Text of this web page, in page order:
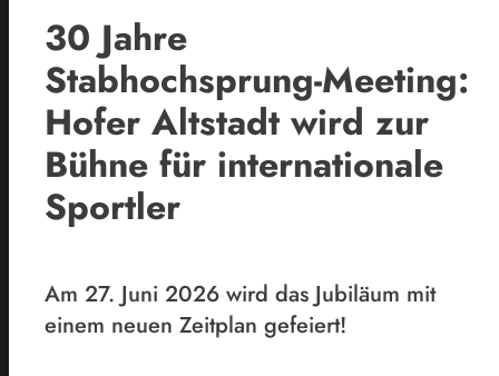
30 Jahre
Stabhochsprung-Meeting:
Hofer Altstadt wird zur
Bühne für internationale
Sportler
Am 27. Juni 2026 wird das Jubiläum mit
einem neuen Zeitplan gefeiert!